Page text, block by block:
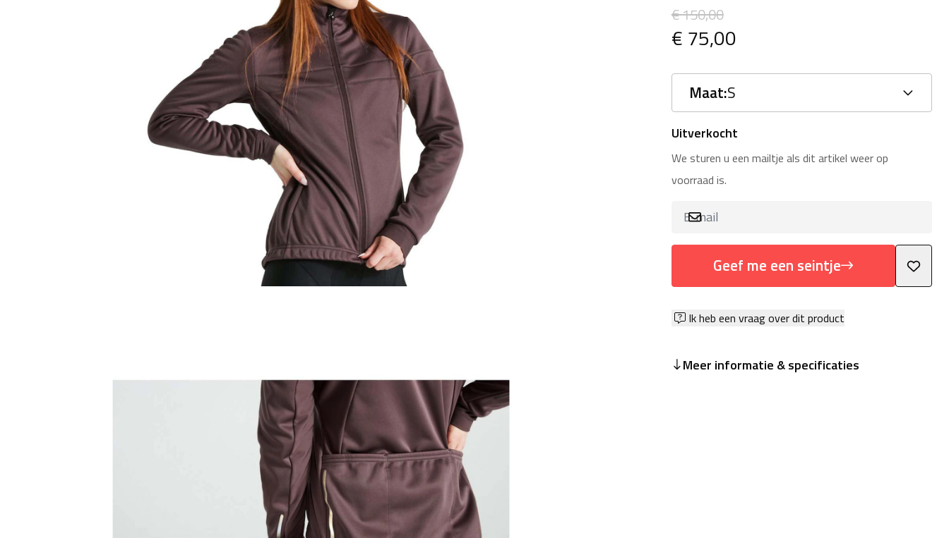
€ 150,00
€ 75,00
Maat:S
Uitverkocht
We sturen u een mailtje als dit artikel weer op
voorraad is.
Geef me een seintje
Ik heb een vraag over dit product
Meer informatie & specificaties